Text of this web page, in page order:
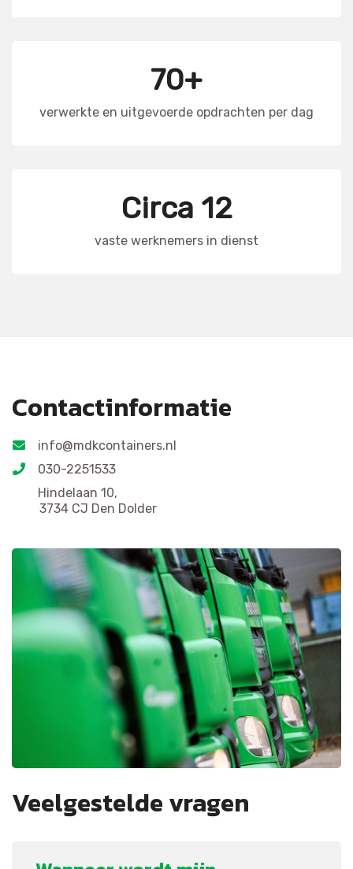
70+
verwerkte en uitgevoerde opdrachten per dag
Circa 12
vaste werknemers in dienst
Contactinformatie
info@mdkcontainers.nl
030-2251533
Hindelaan 10,
3734 CJ Den Dolder
Veelgestelde vragen